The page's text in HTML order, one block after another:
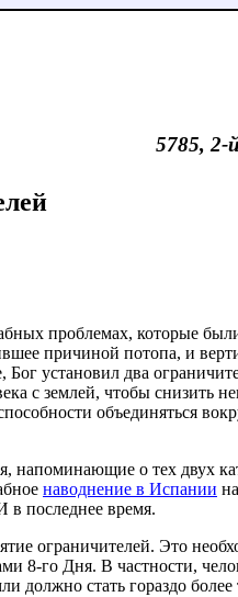
5785, 2-
проблемах, которые
причиной потопа, и
установил два
с землей, чтобы снизить
объединяться
напоминающие о тех двух
наводнение в Испании
в последнее время.
ограничителей. Это
8-го Дня. В частности,
должно стать гораздо